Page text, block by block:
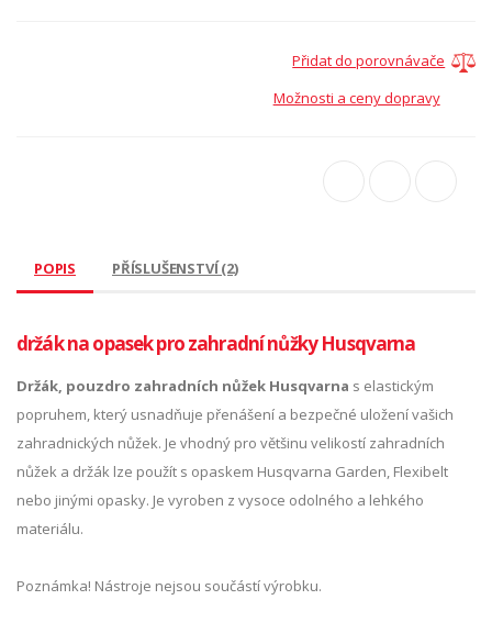
Přidat do porovnávače
Možnosti a ceny dopravy
POPIS PŘÍSLUŠENSTVÍ (2)
držák na opasek pro zahradní nůžky Husqvarna
Držák, pouzdro zahradních nůžek Husqvarna s elastickým
popruhem, který usnadňuje přenášení a bezpečné uložení vašich
zahradnických nůžek. Je vhodný pro většinu velikostí zahradních
nůžek a držák lze použít s opaskem Husqvarna Garden, Flexibelt
nebo jinými opasky. Je vyroben z vysoce odolného a lehkého
materiálu.
Poznámka! Nástroje nejsou součástí výrobku.